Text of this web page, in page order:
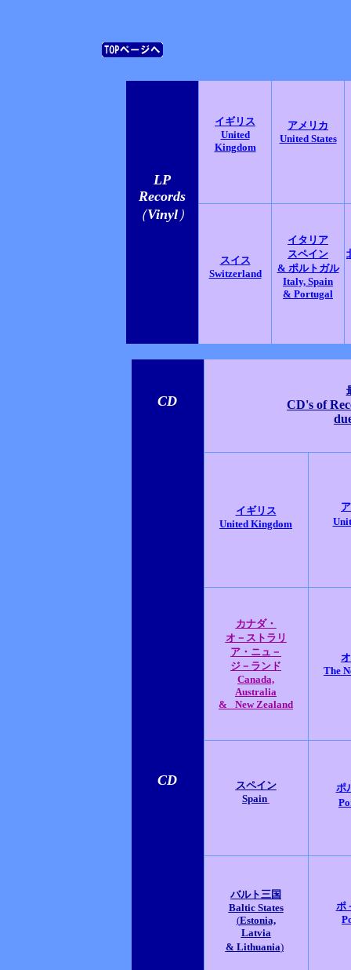
LP
Records
（Vinyl）
イギリス
United
Kingdom
アメリカ
United States
スイス
Switzerland
イタリア
スペイン
& ポルトガル
Italy, Spain
& Portugal
CD
CD
CD's of
イギリス
United Kingdom
カナダ・
オ－ストラリ
ア・ニュ－
ジ－ランド
Canada,
Australia
&
New Zealand
The
スペイン
Spain
ポ
バルト三国
Baltic States
(Estonia,
Latvia
& Lithuania)
ポ